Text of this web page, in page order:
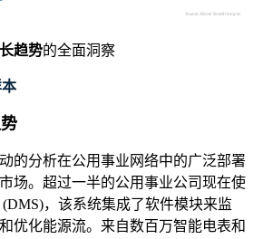
趋势的全面洞察
的分析在公用事业网络中的广泛部署
场。超过一半的公用事业公司现在使
，该系统集成了软件模块来监
优化能源流。来自数百万智能电表和